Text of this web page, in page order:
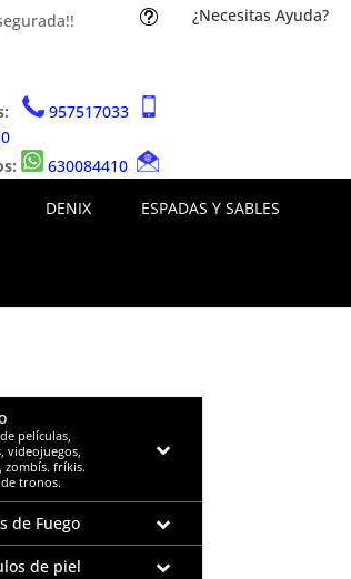
t ¿Necesitas Ayuda?
957517033
630084410
DENIX ESPADAS Y SABLES
películas,
videojuegos,
zombís. fríkis.
tronos.
de Fuego
de piel